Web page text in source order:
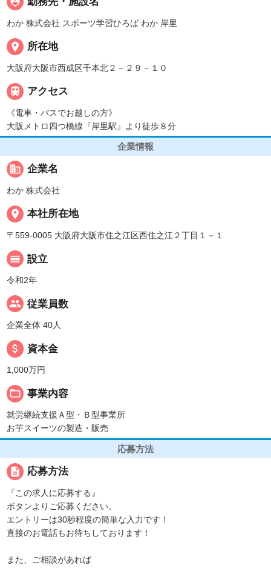
わか 株式会社 スポーツ学習ひろば わか 岸里
place 所在地
大阪府大阪市西成区千本北２－２９－１０
 アクセス
《電車・バスでお越しの方》
大阪メトロ四つ橋線『岸里駅』より徒歩８分
企業情報
business 企業名
わか 株式会社
place 本社所在地
〒559-0005 大阪府大阪市住之江区西住之江２丁目１－１
calendar_view_day 設立
令和2年
people 従業員数
企業全体 40人
attach_money 資本金
1,000万円
folder_open 事業内容
就労継続支援Ａ型・Ｂ型事業所
お芋スイーツの製造・販売
応募方法
description 応募方法
『この求人に応募する』
ボタンよりご応募ください。
エントリーは30秒程度の簡単な入力です！
直接のお電話もお待ちしております！
また、ご相談があれば